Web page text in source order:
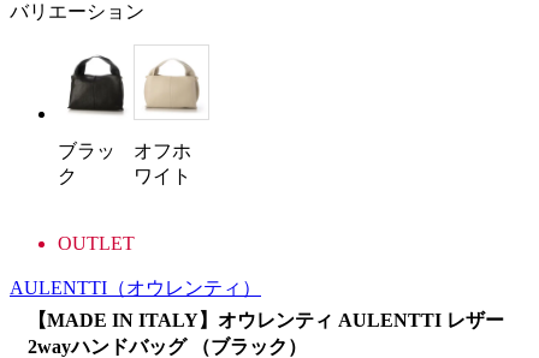
バリエーション
ブラッ
ク
オフホ
ワイト
OUTLET
AULENTTI （オウレンティ）
【MADE IN ITALY】オウレンティ AULENTTI レザー
2wayハンドバッグ （ブラック）